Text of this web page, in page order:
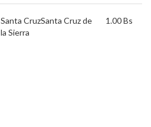
Santa CruzSanta Cruz de
la Sierra
1.00 Bs